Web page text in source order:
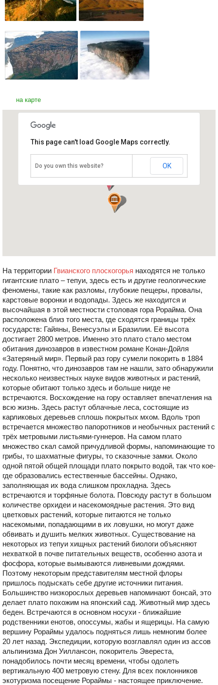
на карте
Гора Рорайма
This page can't load Google Maps correctly.
Do you own this website? OK
На территории Гвианского плоскогорья находятся не только
гигантские плато – тепуи, здесь есть и другие геологические
феномены, такие как разломы, глубокие пещеры, провалы,
карстовые воронки и водопады. Здесь же находится и
высочайшая в этой местности столовая гора Рорайма. Она
расположена близ того места, где сходятся границы трёх
государств: Гайяны, Венесуэлы и Бразилии. Её высота
достигает 2800 метров. Именно это плато стало местом
обитания динозавров в известном романе Конан-Дойля
«Затеряный мир». Первый раз гору сумели покорить в 1884
году. Понятно, что динозавров там не нашли, зато обнаружили
несколько неизвестных науке видов животных и растений,
которые обитают только здесь и больше нигде не
встречаются. Восхождение на гору оставляет впечатления на
всю жизнь. Здесь растут облачные леса, состоящие из
карликовых деревьев сплошь покрытых мхом. Вдоль троп
встречается множество папоротников и необычных растений с
трёх метровыми листьями-гуннеров. На самом плато
множество скал самой причудливой формы, напоминающие то
грибы, то шахматные фигуры, то сказочные замки. Около
одной пятой общей площади плато покрыто водой, так что кое-
где образовались естественные бассейны. Однако,
заполняющая их вода слишком прохладна. Здесь
встречаются и торфяные болота. Повсюду растут в большом
количестве орхидеи и насекомоядные растения. Это вид
цветковых растений, которые питаются не только
насекомыми, попадающими в их ловушки, но могут даже
обвивать и душить мелких животных. Существование на
некоторых из тепуи хищных растений биологи объясняют
нехваткой в почве питательных веществ, особенно азота и
фосфора, которые вымываются ливневыми дождями.
Поэтому некоторым представителям местной флоры
пришлось подыскать себе другие источники питания.
Большинство низкорослых деревьев напоминают бонсай, это
делает плато похожим на японский сад. Животный мир здесь
беден. Встречаются в основном носухи - ближайшие
родственники енотов, опоссумы, жабы и ящерицы. На самую
вершину Рораймы удалось подняться лишь немногим более
20 лет назад. Экспедиции, которую возглавлял один из ассов
альпинизма Дон Уиллансон, покоритель Эвереста,
понадобилось почти месяц времени, чтобы одолеть
вертикальную 400 метровую стену. Для всех поклонников
экотуризма посещение Рораймы - настоящее приключение.